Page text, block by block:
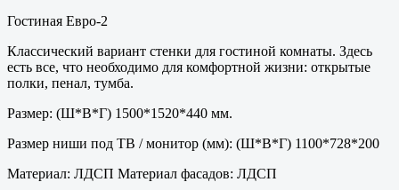
Гостиная Евро-2
Классический вариант стенки для гостиной комнаты. Здесь
есть все, что необходимо для комфортной жизни: открытые
полки, пенал, тумба.
Размер: (Ш*В*Г) 1500*1520*440 мм.
Размер ниши под ТВ / монитор (мм): (Ш*В*Г) 1100*728*200
Материал: ЛДСП Материал фасадов: ЛДСП